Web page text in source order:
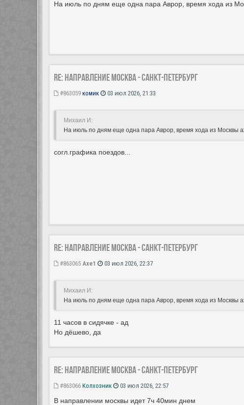
На июль по дням еще одна пара Аврор, время хода из
Re: Направление Москва - Санкт-Петербург
#863059 комик 03 июл 2026, 21:33
Михаил И:
На июль по дням еще одна пара Аврор, время хода из Москвы
согл.графика поездов...
Re: Направление Москва - Санкт-Петербург
#863065 Axe1 03 июл 2026, 22:37
Михаил И:
На июль по дням еще одна пара Аврор, время хода из Москвы
11 часов в сидячке - ад
Но дёшево, да
Re: Направление Москва - Санкт-Петербург
#863066 Колхозник 03 июл 2026, 22:57
В направлении москвы идет 7ч 40мин днем